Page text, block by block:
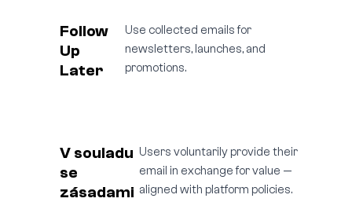
Follow
Up
Later
Use collected emails for
newsletters, launches, and
promotions.
V souladu
se
zásadami
Users voluntarily provide their
email in exchange for value —
aligned with platform policies.